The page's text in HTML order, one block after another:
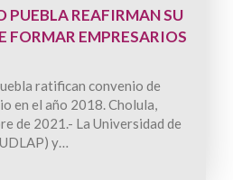
PUEBLA REAFIRMAN SU
FORMAR EMPRESARIOS
ratifican convenio de
en el año 2018. Cholula,
de 2021.- La Universidad de
y…